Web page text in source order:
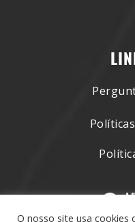
O nosso site usa